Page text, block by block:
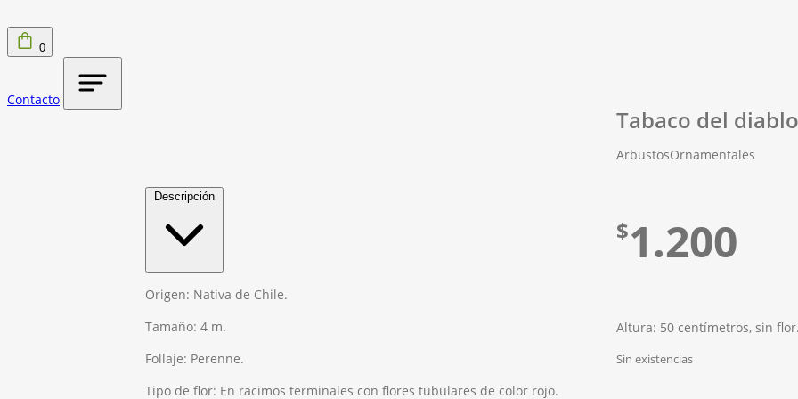
0
Contacto
Tabaco del
ArbustosOrnamentales
$1.200
Altura: 50 centímetros, sin
Sin existencias
Descripción
Origen: Nativa de Chile.
Tamaño: 4 m.
Follaje: Perenne.
Tipo de flor: En racimos terminales con flores tubulares de color rojo.